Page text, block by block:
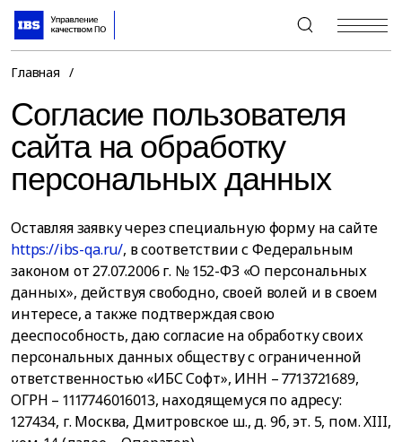
+7 (495) 967-80-80
Главная /
Согласие пользователя
сайта на обработку
персональных данных
Оставляя заявку через специальную форму на сайте
https://ibs-qa.ru/, в соответствии с Федеральным
законом от 27.07.2006 г. № 152-ФЗ «О персональных
данных», действуя свободно, своей волей и в своем
интересе, а также подтверждая свою
дееспособность, даю согласие на обработку своих
персональных данных обществу с ограниченной
ответственностью «ИБС Софт», ИНН – 7713721689,
ОГРН – 1117746016013, находящемуся по адресу:
127434, г. Москва, Дмитровское ш., д. 9б, эт. 5, пом. XIII,